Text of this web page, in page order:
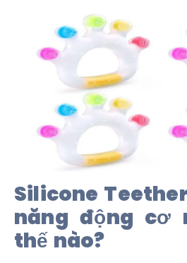
Silicone
năng động cơ
thế nào?